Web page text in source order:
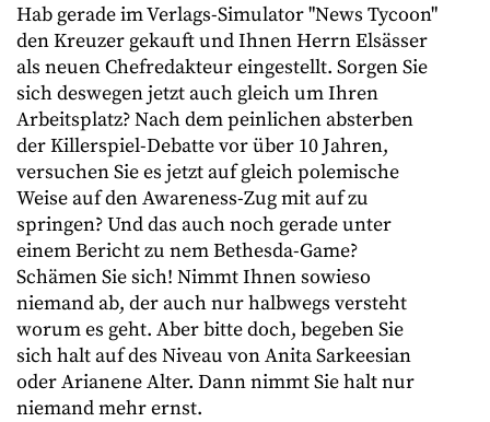
Hab gerade im Verlags-Simulator "News Tycoon"
den Kreuzer gekauft und Ihnen Herrn Elsässer
als neuen Chefredakteur eingestellt. Sorgen Sie
sich deswegen jetzt auch gleich um Ihren
Arbeitsplatz? Nach dem peinlichen absterben
der Killerspiel-Debatte vor über 10 Jahren,
versuchen Sie es jetzt auf gleich polemische
Weise auf den Awareness-Zug mit auf zu
springen? Und das auch noch gerade unter
einem Bericht zu nem Bethesda-Game?
Schämen Sie sich! Nimmt Ihnen sowieso
niemand ab, der auch nur halbwegs versteht
worum es geht. Aber bitte doch, begeben Sie
sich halt auf des Niveau von Anita Sarkeesian
oder Arianene Alter. Dann nimmt Sie halt nur
niemand mehr ernst.